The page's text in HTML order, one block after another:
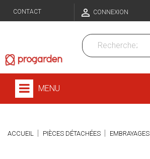
CONTACT  CONNEXION
MENU
ACCUEIL PIÈCES DÉTACHÉES EMBRAYAGES